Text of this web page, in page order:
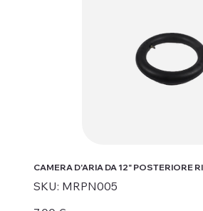
CAMERA D'ARIA DA 12" POSTERIORE
SKU: SKU
MRPN005
MRPN005
Prezzo